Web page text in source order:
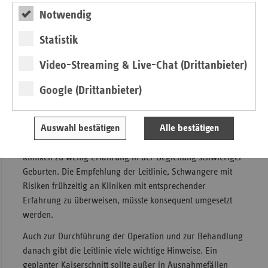
Notwendig
Statistik
Video-Streaming & Live-Chat (Drittanbieter)
Google (Drittanbieter)
Auswahl bestätigen Alle bestätigen
werden, die den hohen Qualitätskriterien der
evidenzbasierten Medizin genügen. Die Auswertung erlaubt
aber Empfehlungen für besondere Situationen, zum
keinen automatischen Vorteil des Kaiserschnitts für die
Begleitung durch eine erfahrene Geburtshelferin ist die
Hier wird ein Problem deutlich: Durch die hohe Zahl an
Kaiserschnittgeburten und den Personalmangel haben viele
Kliniken zu wenig Erfahrung in der Begleitung schwieriger
Geburten. Die Empfehlung der Leitlinie, Schwangere mit
Risiken frühzeitig an Kliniken mit entsprechender
Erfahrung zu überweisen, müsste konsequent umgesetzt
werden.
Auch zur Durchführung der Operation und zur Behandlung
danach gibt die Leitlinie viele wichtige Hinweise. Ein
geplanter Kaiserschnitt sollte außer in Ausnahmefällen